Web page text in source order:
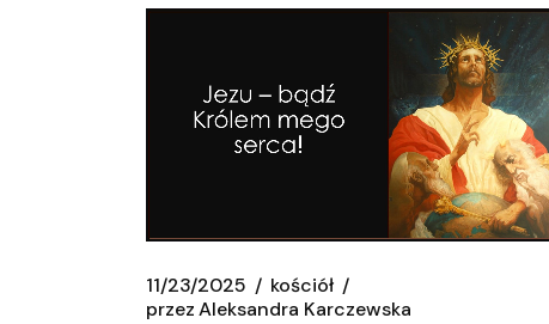
11/23/2025
kościół
przezAleksandra Karczewska